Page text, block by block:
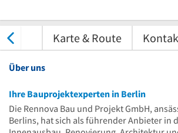
Karte & Route
Über uns
Ihre Bauprojektexperten in Berlin
Die Rennova Bau und Projekt GmbH,
Berlins, hat sich als führender Anbieter in